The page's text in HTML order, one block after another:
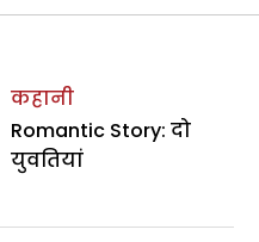
कहानी
Romantic Story: दो
युवतियां